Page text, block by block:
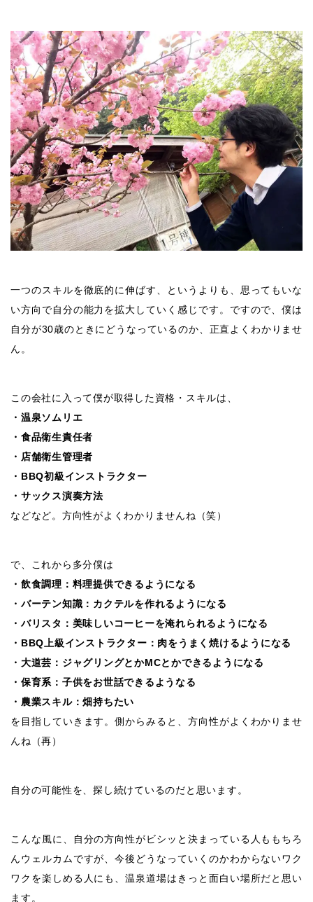
一つのスキルを徹底的に伸ばす、というよりも、思ってもいな
い方向で自分の能力を拡大していく感じです。ですので、僕は
自分が30歳のときにどうなっているのか、正直よくわかりませ
ん。
この会社に入って僕が取得した資格・スキルは、
・温泉ソムリエ
・食品衛生責任者
・店舗衛生管理者
・BBQ初級インストラクター
・サックス演奏方法
などなど。方向性がよくわかりませんね（笑）
で、これから多分僕は
・飲食調理：料理提供できるようになる
・バーテン知識：カクテルを作れるようになる
・バリスタ：美味しいコーヒーを淹れられるようになる
・BBQ上級インストラクター：肉をうまく焼けるようになる
・大道芸：ジャグリングとかMCとかできるようになる
・保育系：子供をお世話できるようなる
・農業スキル：畑持ちたい
を目指していきます。側からみると、方向性がよくわかりませ
んね（再）
自分の可能性を、探し続けているのだと思います。
こんな風に、自分の方向性がビシッと決まっている人ももちろ
んウェルカムですが、今後どうなっていくのかわからないワク
ワクを楽しめる人にも、温泉道場はきっと面白い場所だと思い
ます。